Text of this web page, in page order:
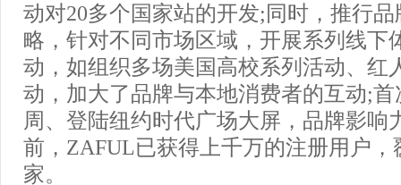
动对20多个国家站的开发;同时，推行品
略，针对不同市场区域，开展系列线下
动，如组织多场美国高校系列活动、红
动，加大了品牌与本地消费者的互动;
周、登陆纽约时代广场大屏，品牌影响
前，ZAFUL已获得上千万的注册用户，
家。